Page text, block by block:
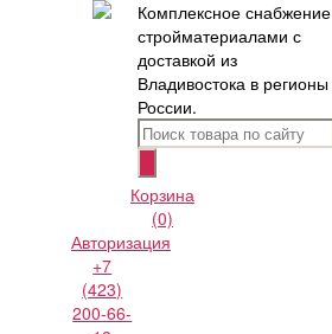
Комплексное снабжение
стройматериалами с
доставкой из
Владивостока в регионы
России.
Корзина
(0)
Авторизация
+7
(423)
200-66-